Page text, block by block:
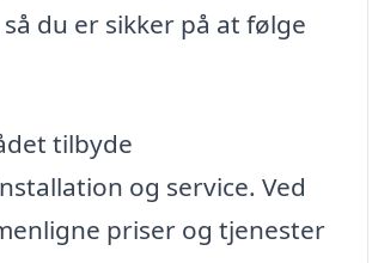
du er sikker på at følge
tilbyde
og service. Ved
priser og tjenester